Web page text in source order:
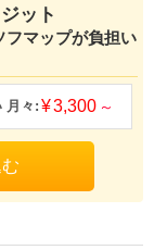
ット
フマップが負担い
3,300